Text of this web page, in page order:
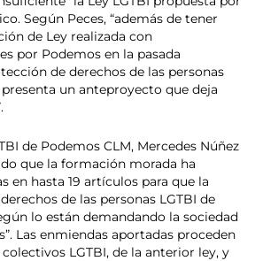
Según Peces, “además de tener
de Ley realizada con
por Podemos en la pasada
de derechos de las personas
presenta un anteproyecto que deja
de Podemos CLM, Mercedes Núñez
que la formación morada ha
en hasta 19 artículos para que la
de las personas LGTBI de
lo están demandando la sociedad
Las enmiendas aportadas proceden
LGTBI, de la anterior ley, y